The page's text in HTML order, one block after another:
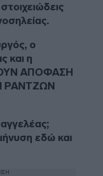
ο
και η
ΑΠΟΦΑΣΗ
ΡΑΝΤΖΩΝ
εδώ και